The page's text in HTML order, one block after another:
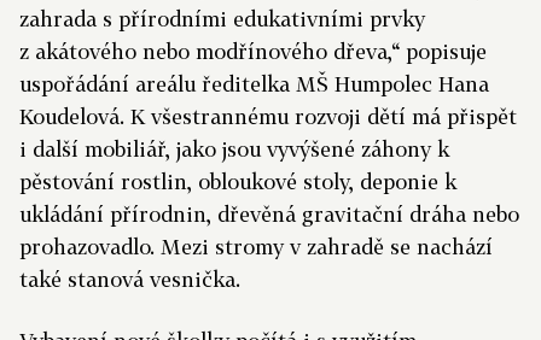
zahrada s přírodními edukativními prvky
z akátového nebo modřínového dřeva,“ popisuje
uspořádání areálu ředitelka MŠ Humpolec Hana
Koudelová. K všestrannému rozvoji dětí má přispět
i další mobiliář, jako jsou vyvýšené záhony k
pěstování rostlin, obloukové stoly, deponie k
ukládání přírodnin, dřevěná gravitační dráha nebo
prohazovadlo. Mezi stromy v zahradě se nachází
také stanová vesnička.